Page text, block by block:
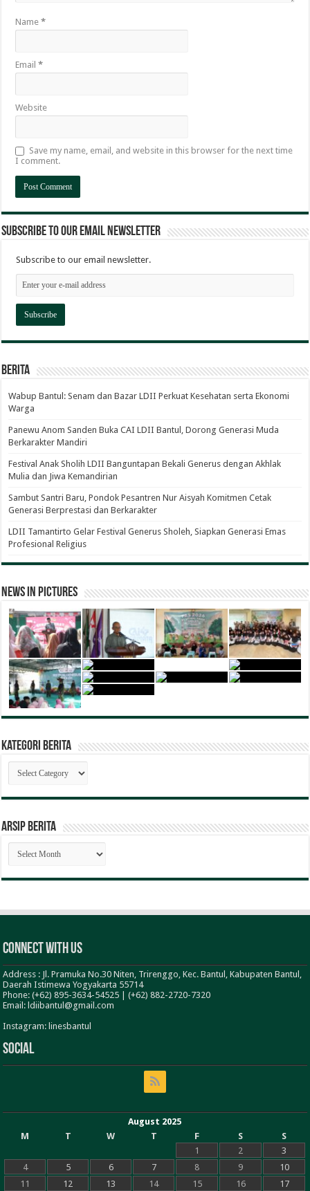
Name*
Email*
Website
Save my name, email, and website in this browser for the next time
I comment.
Subscribe to our email newsletter
Subscribe to our email newsletter.
Berita
Wabup Bantul: Senam dan Bazar LDII Perkuat Kesehatan serta Ekonomi
Warga
Panewu Anom Sanden Buka CAI LDII Bantul, Dorong Generasi Muda
Berkarakter Mandiri
Festival Anak Sholih LDII Banguntapan Bekali Generus dengan Akhlak
Mulia dan Jiwa Kemandirian
Sambut Santri Baru, Pondok Pesantren Nur Aisyah Komitmen Cetak
Generasi Berprestasi dan Berkarakter
LDII Tamantirto Gelar Festival Generus Sholeh, Siapkan Generasi Emas
Profesional Religius
News in Pictures
Kategori Berita
Kategori
Berita
ARSIP BERITA
ARSIP
BERITA
Connect With Us
Address : Jl. Pramuka No.30 Niten, Trirenggo, Kec. Bantul, Kabupaten Bantul,
Daerah Istimewa Yogyakarta 55714
Phone: (+62) 895-3634-54525 | (+62) 882-2720-7320
Email: ldiibantul@gmail.com
Instagram: linesbantul
Social
August 2025
M
T W T F S
S
1
2
3
4
5 6 7 8 9
10
11
12 13 14 15 16 17